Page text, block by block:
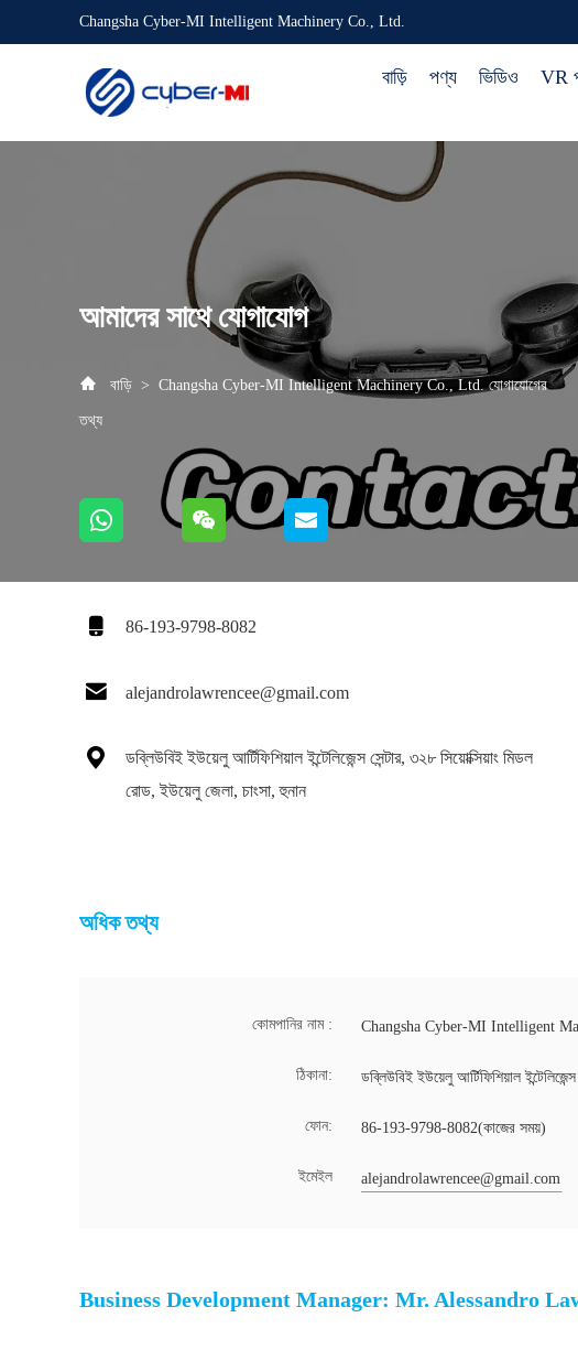
Changsha Cyber-MI Intelligent Machinery Co., Ltd.
বাড়ি পণ্য ভিডিও VR
আমাদের সাথে যোগাযোগ
বাড়ি > Changsha Cyber-MI Intelligent Machinery Co., Ltd. যোগাযোগের
তথ্য
 86-193-9798-8082
 alejandrolawrencee@gmail.com

ডব্লিউবিই ইউয়েলু আর্টিফিশিয়াল ইন্টেলিজেন্স সেন্টার, ৩২৮ সিয়োক্সিয়াং মিডল
রোড, ইউয়েলু জেলা, চাংসা, হুনান
অধিক তথ্য
কোমপানির নাম : Changsha Cyber-MI Intelligent
ঠিকানা: ডব্লিউবিই ইউয়েলু আর্টিফিশিয়াল
ফোন: 86-193-9798-8082(কাজের সময়)
ইমেইল alejandrolawrencee@gmail.com
Business Development Manager: Mr. Alessandro